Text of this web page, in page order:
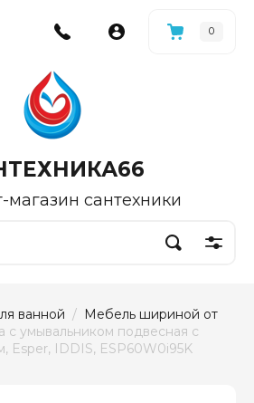
0
магазин сантехники
ванной / Мебель шириной от
с умывальником подвесная с
Esper, IDDIS, ESP60W0i95K